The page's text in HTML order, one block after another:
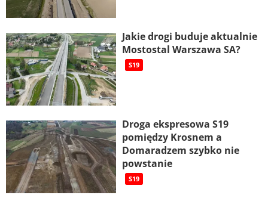
Jakie drogi buduje aktualnie
Mostostal Warszawa SA?
S19
Droga ekspresowa S19
pomiędzy Krosnem a
Domaradzem szybko nie
powstanie
S19